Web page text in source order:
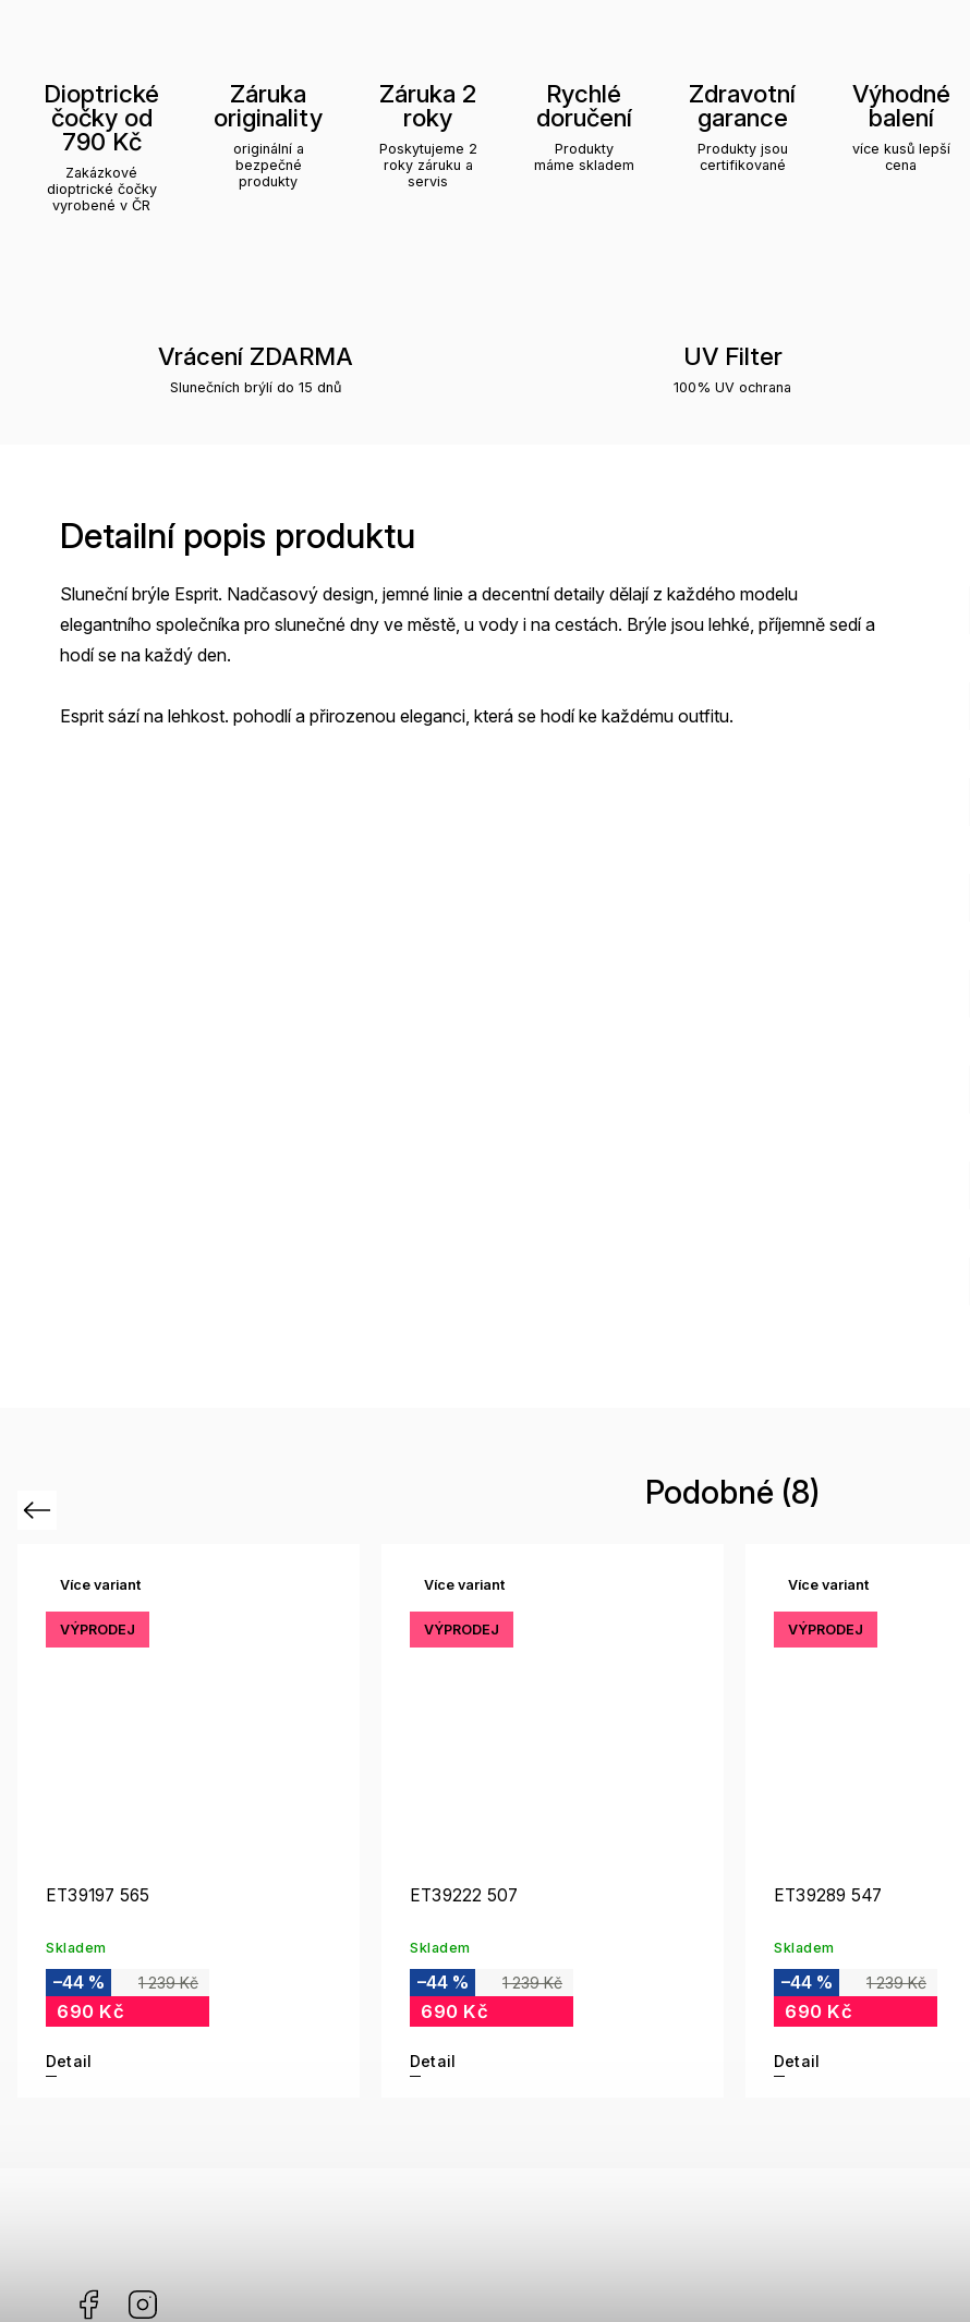
Dioptrické
čočky od
790 Kč
Zakázkové
dioptrické čočky
vyrobené v ČR
Záruka
originality
originální a
bezpečné
produkty
Záruka 2
roky
Poskytujeme 2
roky záruku a
servis
Rychlé
doručení
Produkty
máme skladem
Zdravotní
garance
Produkty jsou
certifikované
Výhodné
balení
více kusů lepší
cena
Vrácení ZDARMA
Slunečních brýlí do 15 dnů
UV Filter
100% UV ochrana
Detailní popis produktu
Sluneční brýle Esprit. Nadčasový design, jemné linie a decentní detaily dělají z každého modelu
elegantního společníka pro slunečné dny ve městě, u vody i na cestách. Brýle jsou lehké, příjemně sedí a
hodí se na každý den.
Esprit sází na lehkost. pohodlí a přirozenou eleganci, která se hodí ke každému outfitu.
Podobné (8)
Previous
Více variant
VÝPRODEJ
ET39197 565
Skladem
1 239 Kč
–44 %
690 Kč
Detail
Více variant
VÝPRODEJ
ET39222 507
Skladem
1 239 Kč
–44 %
690 Kč
Detail
Více variant
VÝPRODEJ
ET39289 547
Skladem
1 239 Kč
–44 %
690 Kč
Detail
Facebook